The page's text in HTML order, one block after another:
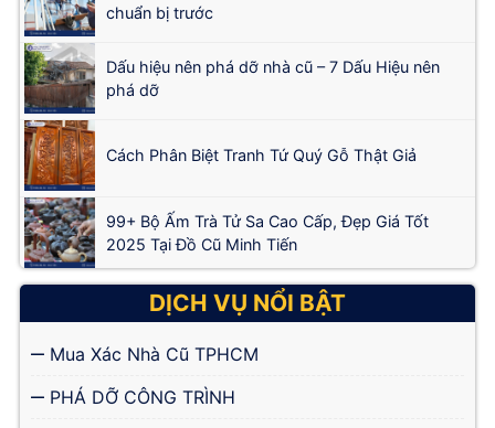
chuẩn bị trước
Dấu hiệu nên phá dỡ nhà cũ – 7 Dấu Hiệu nên
phá dỡ
Cách Phân Biệt Tranh Tứ Quý Gỗ Thật Giả
99+ Bộ Ấm Trà Tử Sa Cao Cấp, Đẹp Giá Tốt
2025 Tại Đồ Cũ Minh Tiến
DỊCH VỤ NỔI BẬT
Mua Xác Nhà Cũ TPHCM
PHÁ DỠ CÔNG TRÌNH